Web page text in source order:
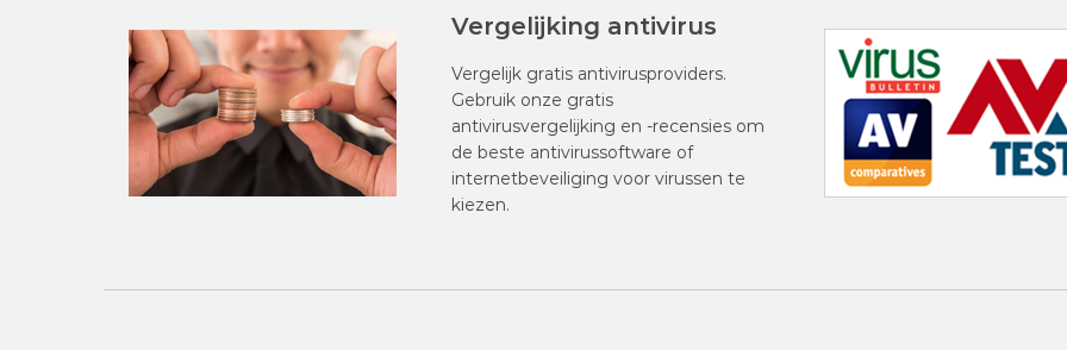
Vergelijking antivirus
Vergelijk gratis antivirusproviders.
Gebruik onze gratis
antivirusvergelijking en -recensies om
de beste antivirussoftware of
internetbeveiliging voor virussen te
kiezen.